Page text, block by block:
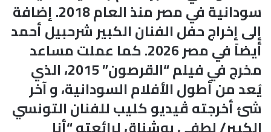
سودانية في مصر منذ العام 2018. إضافة
إلى إخراج حفل الفنان الكبير شرحبيل أحمد
أيضاً في مصر 2026. كما عملت مساعد
مخرج في فيلم “القرصون” 2015، الذي
يُعد من أطول الأفلام السودانية، و آخر
شئ أخرجته ڤيديو كليب للفنان التونسي